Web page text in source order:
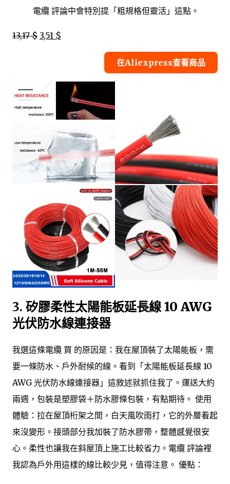
電纜 評論中會特別提「粗規格但靈活」這點。
13,17 $ 3,51 $
在Aliexpress查看商品
3. 矽膠柔性太陽能板延長線 10 AWG
光伏防水線連接器
我選這條電纜 買 的原因是：我在屋頂裝了太陽能板，需
要一條防水、戶外耐候的線。看到「太陽能板延長線 10
AWG 光伏防水線連接器」這敘述就抓住我了。運送大約
兩週，包裝是塑膠袋＋防水膠條包裝，有點期待。 使用
體驗：拉在屋頂桁架之間，白天風吹雨打，它的外層看起
來沒變形。接頭部分我加裝了防水膠帶，整體感覺很安
心。柔性也讓我在斜屋頂上施工比較省力。電纜 評論裡
我認為戶外用這樣的線比較少見，值得注意。 優點：